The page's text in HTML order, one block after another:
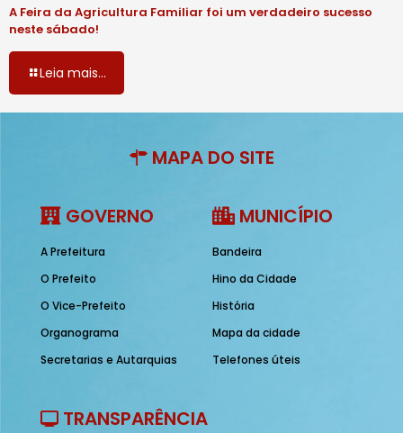
A Feira da Agricultura Familiar foi um verdadeiro sucesso
neste sábado!
Leia mais...
MAPA DO SITE
GOVERNO
A Prefeitura
O Prefeito
O Vice-Prefeito
Organograma
Secretarias e Autarquias
MUNICÍPIO
Bandeira
Hino da Cidade
História
Mapa da cidade
Telefones úteis
TRANSPARÊNCIA